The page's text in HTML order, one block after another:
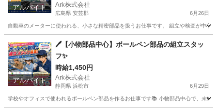
アルバイト Ark株式会社
広島県 安芸郡 6月26日
自動車のメーターに使われる、小さな精密部品を扱うお仕事です。 組立や検査が中
工場 自動車
アルバイト
🖊️【小物部品中心】ボールペン部品の組立スタッ
フ✨
時給1,450円
Ark株式会社
静岡県 浜松市 6月29日
学校やオフィスで使われるボールペン部品を作るお仕事です📚 小物部品中心で